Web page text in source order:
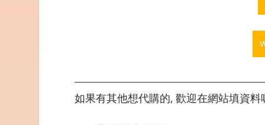
如果有其他想代購的, 歡迎在網站填資料